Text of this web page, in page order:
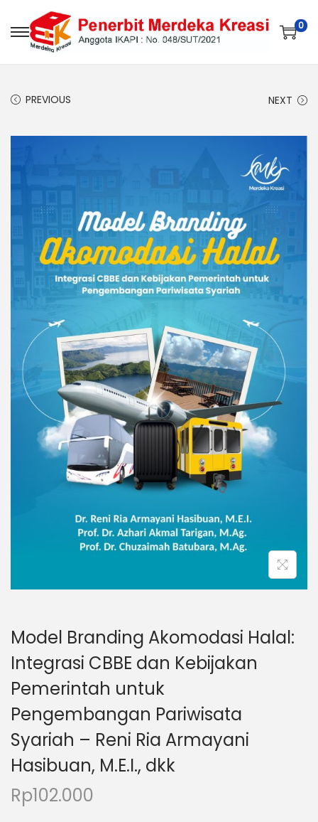
0
PREVIOUS NEXT
Model Branding Akomodasi Halal:
Integrasi CBBE dan Kebijakan
Pemerintah untuk
Pengembangan Pariwisata
Syariah – Reni Ria Armayani
Hasibuan, M.E.I., dkk
Rp102.000